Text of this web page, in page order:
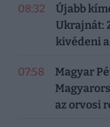
08:32
Újabb
Ukrajnát:
kivédeni
07:58
Magyar
az orvosi